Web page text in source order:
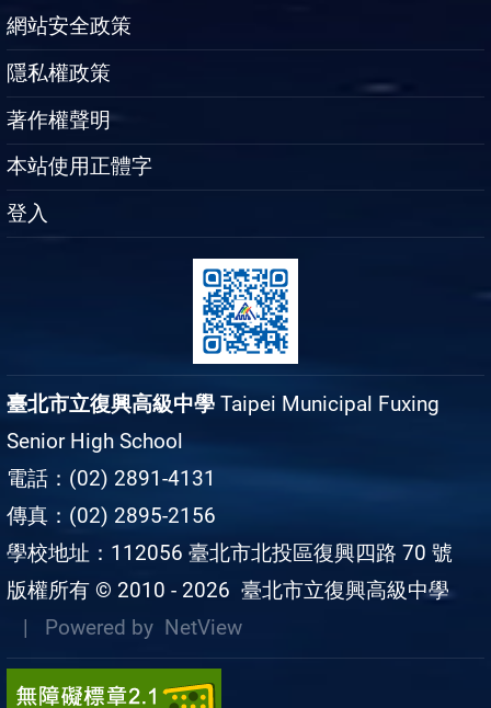
網站安全政策
隱私權政策
著作權聲明
本站使用正體字
登入
臺北市立復興高級中學 Taipei Municipal Fuxing
Senior High School
電話：(02) 2891-4131
傳真：(02) 2895-2156
學校地址：112056 臺北市北投區復興四路 70 號
版權所有 © 2010 - 2026 臺北市立復興高級中學
| Powered by NetView